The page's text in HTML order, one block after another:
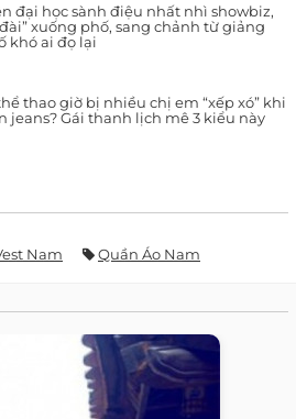
đại học sành điệu nhất nhì showbiz,
xuống phố, sang chảnh từ giảng
khó ai đọ lại
thao giờ bị nhiều chị em “xếp xó” khi
jeans? Gái thanh lịch mê 3 kiểu này
Nam Quần Áo Nam